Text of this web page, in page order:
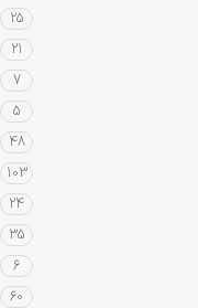
25
21
7
5
48
103
24
35
6
60